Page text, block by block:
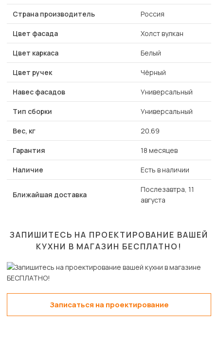
Страна производитель Россия
Цвет фасада Холст вулкан
Цвет каркаса Белый
Цвет ручек Чёрный
Навес фасадов Универсальный
Тип сборки Универсальный
Вес, кг 20.69
Гарантия 18 месяцев
Наличие Есть в наличии
Ближайшая доставка
Послезавтра, 11
августа
ЗАПИШИТЕСЬ НА ПРОЕКТИРОВАНИЕ ВАШЕЙ
КУХНИ В МАГАЗИН БЕСПЛАТНО!
Записаться на проектирование